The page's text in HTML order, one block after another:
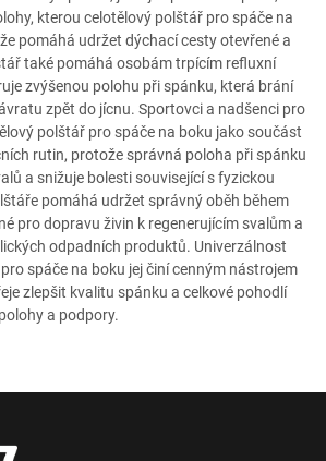
kterou celotělový polštář pro spáče na
pomáhá udržet dýchací cesty otevřené a
také pomáhá osobám trpícím refluxní
zvýšenou polohu při spánku, která brání
zpět do jícnu. Sportovci a nadšenci pro
polštář pro spáče na boku jako součást
rutin, protože správná poloha při spánku
a snižuje bolesti související s fyzickou
pomáhá udržet správný oběh během
pro dopravu živin k regenerujícím svalům a
odpadních produktů. Univerzálnost
spáče na boku jej činí cenným nástrojem
zlepšit kvalitu spánku a celkové pohodlí
a podpory.